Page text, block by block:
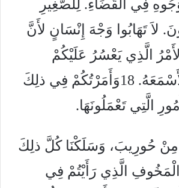
فِي الْقَضَاءِ. لِلصَّغِيرِ
لاَ تَهَابُوا وَجْهَ إِنْسَانٍ لأَنَّ
الَّذِي يَعْسُرُ عَلَيْكُمْ
تُقَدِّمُونَهُ إِلَيَّ لأَسْمَعَهُ. 18وَأَمَرْتُكُمْ فِي ذلِكَ
الَّتِي تَعْمَلُونَهَا.
مِنْ حُورِيبَ، وَسَلَكْنَا كُلَّ ذلِكَ
الْمَخُوفِ الَّذِي رَأَيْتُمْ فِي